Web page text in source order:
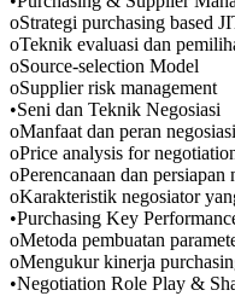
oStrategi purchasing based
oTeknik evaluasi dan
oSource-selection Model
oSupplier risk management
•Seni dan Teknik Negosiasi
oManfaat dan peran negosiasi
oPrice analysis for
oPerencanaan dan persiapan
oKarakteristik negosiator
•Purchasing Key
oMetoda pembuatan
oMengukur kinerja
•Negotiation Role Play &